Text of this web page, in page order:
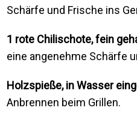
Schärfe und Frische ins
1 rote Chilischote, fein
eine angenehme Schärfe
Holzspieße, in Wasser
Anbrennen beim Grillen.